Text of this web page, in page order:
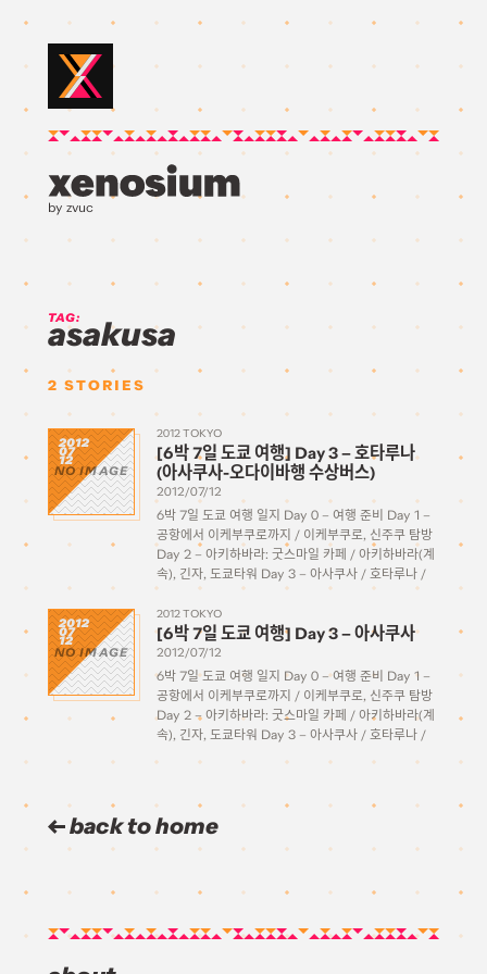
by zvuc
TAG:
asakusa
2 STORIES
NO IMAGE
2012
07
12
2012 TOKYO
[6박 7일 도쿄 여행] Day 3 – 호타루나
(아사쿠사-오다이바행 수상버스)
2012/07/12
6박 7일 도쿄 여행 일지 Day 0 – 여행 준비 Day 1 –
공항에서 이케부쿠로까지 / 이케부쿠로, 신주쿠 탐방
Day 2 – 아키하바라: 굿스마일 카페 / 아키하바라(계
속), 긴자, 도쿄타워 Day 3 – 아사쿠사 / 호타루나 /
오다이바 Day 4 – […]
NO IMAGE
2012
07
12
2012 TOKYO
[6박 7일 도쿄 여행] Day 3 – 아사쿠사
2012/07/12
6박 7일 도쿄 여행 일지 Day 0 – 여행 준비 Day 1 –
공항에서 이케부쿠로까지 / 이케부쿠로, 신주쿠 탐방
Day 2 – 아키하바라: 굿스마일 카페 / 아키하바라(계
속), 긴자, 도쿄타워 Day 3 – 아사쿠사 / 호타루나 /
back to home